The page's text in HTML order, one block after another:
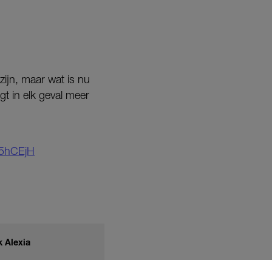
maar wat is nu
in elk geval meer
Alexia